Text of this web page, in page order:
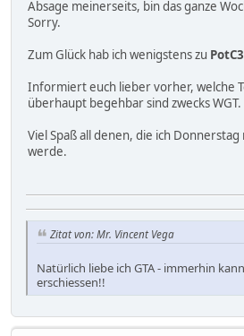
Absage meinerseits, bin das ganze
Sorry.
Zum Glück hab ich wenigstens zu PotC3
Informiert euch lieber vorher, welche
überhaupt begehbar sind zwecks
Viel Spaß all denen, die ich
werde.
Zitat von: Mr. Vincent Vega
Natürlich liebe ich GTA - immerhin
erschiessen!!